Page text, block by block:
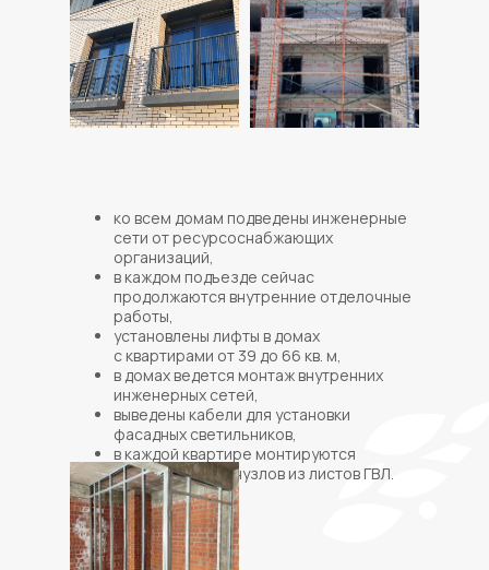
ко всем домам подведены инженерные
сети от ресурсоснабжающих
организаций,
в каждом подъезде сейчас
продолжаются внутренние отделочные
работы,
установлены лифты в домах
с квартирами от 39 до 66 кв. м,
в домах ведется монтаж внутренних
инженерных сетей,
выведены кабели для установки
фасадных светильников,
в каждой квартире монтируются
перегородки санузлов из листов ГВЛ.